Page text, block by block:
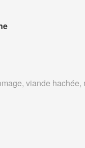
viande hachée,